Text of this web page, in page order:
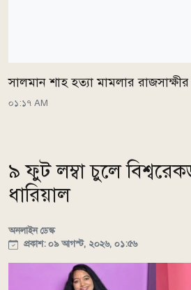
সালমান শাহ হত্যা মামলার রাজসাক্ষীর
০১:১৭ AM
৯ ফুট লম্বা চুলে
ধারিয়াল
অনলাইন ডেস্ক
প্রকাশ: ০৯ আগস্ট, ২০২৬, ০১:৫৬